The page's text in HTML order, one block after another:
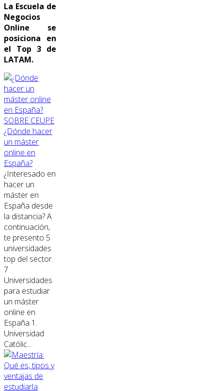
La Escuela de
Negocios
Online se
posiciona en
el Top 3 de
LATAM.
SOBRE CEUPE
¿Dónde hacer
un máster
online en
España?
¿Interesado en
hacer un
máster en
España desde
la distancia? A
continuación,
te presento 5
universidades
top del sector.
7
Universidades
para estudiar
un máster
online en
España 1.
Universidad
Católic...